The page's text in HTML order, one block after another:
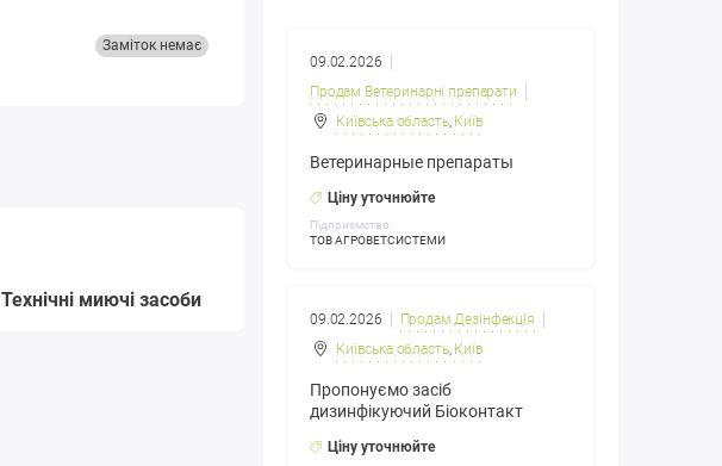
Заміток немає
Технічні миючі засоби
09.02.2026
Продам Ветеринарні препарати
Київська область, Київ
Ветеринарные препараты
Ціну уточнюйте
Підприємство:
ТОВ АГРОВЕТСИСТЕМИ
09.02.2026
Продам Дезінфекція
Київська область, Київ
Пропонуємо засіб
дизинфікуючий Біоконтакт
Ціну уточнюйте